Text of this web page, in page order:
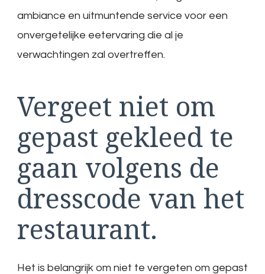
ambiance en uitmuntende service voor een
onvergetelijke eetervaring die al je
verwachtingen zal overtreffen.
Vergeet niet om
gepast gekleed te
gaan volgens de
dresscode van het
restaurant.
Het is belangrijk om niet te vergeten om gepast